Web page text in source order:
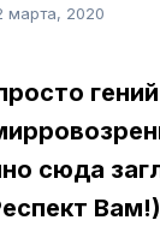
марта, 2020
гений
сюда
Вам!)